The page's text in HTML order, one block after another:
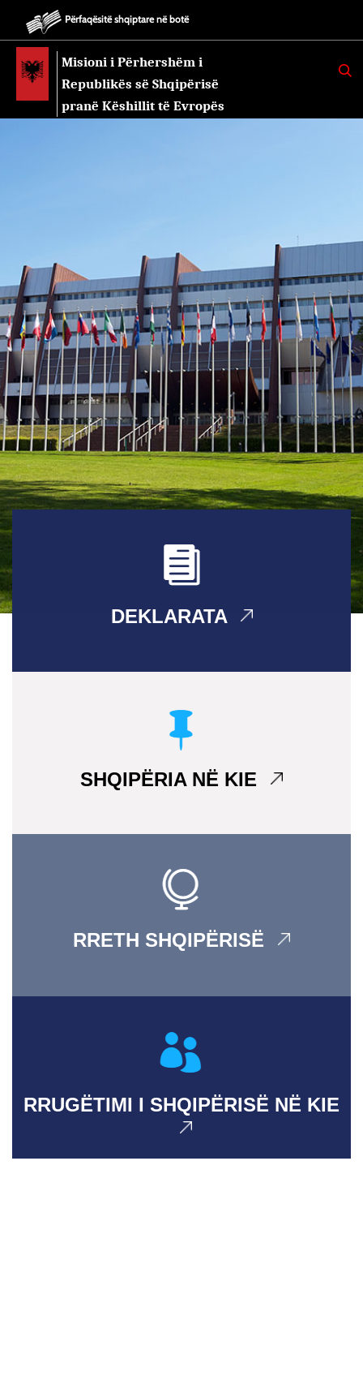
Përfaqësitë shqiptare në botë
Misioni i Përhershëm i
Republikës së Shqipërisë
pranë Këshillit të Evropës
K
E
DEKLARATA
SHQIPËRIA NË KIE
RRETH SHQIPËRISË
RRUGËTIMI I SHQIPËRISË NË KIE